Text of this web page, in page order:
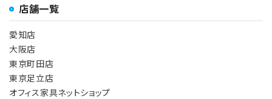
店舗一覧
愛知店
大阪店
東京町田店
東京足立店
オフィス家具ネットショップ